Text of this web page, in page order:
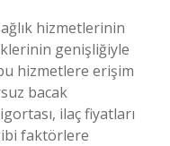
hizmetlerinin
genişliğiyle
hizmetlere erişim
bacak
ilaç fiyatları
faktörlere